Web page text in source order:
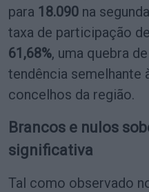
para 18.090 na
taxa de participação
61,68%, uma quebra de
tendência semelhante
concelhos da região.
Brancos e nulos
significativa
Tal como observado